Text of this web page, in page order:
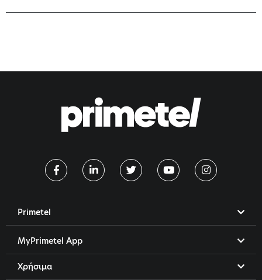
Primetel
MyPrimetel App
Χρήσιμα